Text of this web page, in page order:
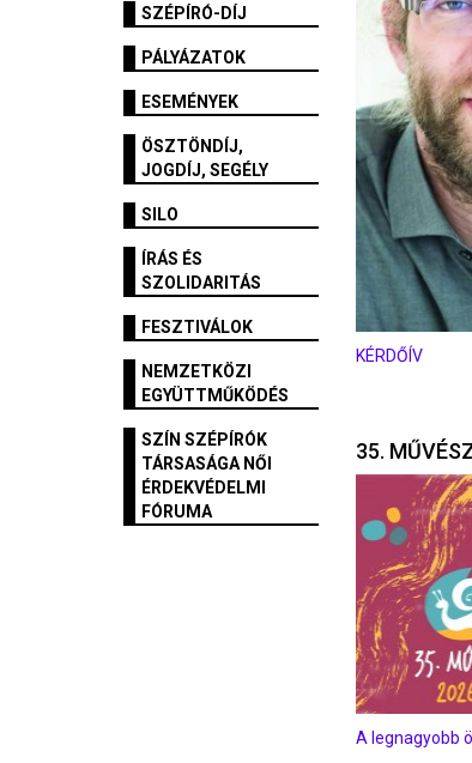
SZÉPÍRÓ-DÍJ
PÁLYÁZATOK
ESEMÉNYEK
ÖSZTÖNDÍJ,
JOGDÍJ, SEGÉLY
SILO
ÍRÁS ÉS
SZOLIDARITÁS
FESZTIVÁLOK
NEMZETKÖZI
EGYÜTTMŰKÖDÉS
SZÍN SZÉPÍRÓK
TÁRSASÁGA NŐI
ÉRDEKVÉDELMI
FÓRUMA
KÉRDŐÍV
35.
A legnagyobb